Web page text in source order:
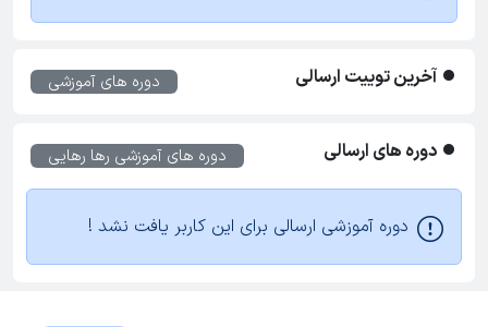
آخرین توییت ارسالی دوره های آموزشی
دوره های ارسالی دوره های آموزشی رها رهایی
دوره آموزشی ارسالی برای این کاربر یافت نشد !